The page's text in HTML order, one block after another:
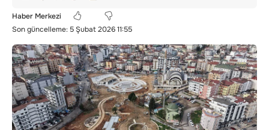
Son güncelleme: 5 Şubat 2026 11:55
Haber Merkezi